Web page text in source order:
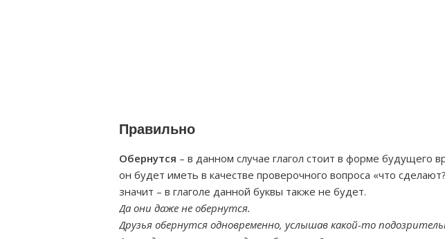
Правильно
Обернутся – в данном случае глагол стоит в форме будущего
он будет иметь в качестве проверочного вопроса «что
значит – в глаголе данной буквы также не будет.
Да они даже не обернутся.
Друзья обернутся одновременно, услышав какой-то